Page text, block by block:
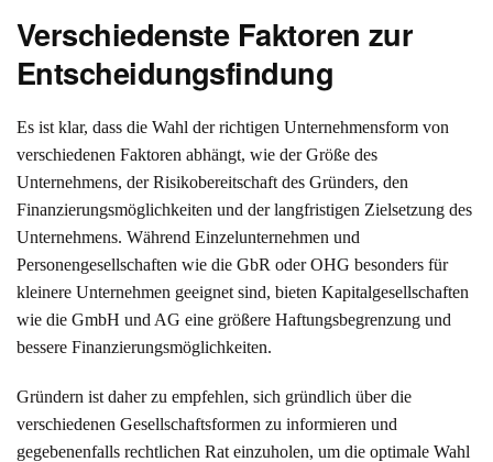
Verschiedenste Faktoren zur
Entscheidungsfindung
Es ist klar, dass die Wahl der richtigen Unternehmensform von
verschiedenen Faktoren abhängt, wie der Größe des
Unternehmens, der Risikobereitschaft des Gründers, den
Finanzierungsmöglichkeiten und der langfristigen Zielsetzung des
Unternehmens. Während Einzelunternehmen und
Personengesellschaften wie die GbR oder OHG besonders für
kleinere Unternehmen geeignet sind, bieten Kapitalgesellschaften
wie die GmbH und AG eine größere Haftungsbegrenzung und
bessere Finanzierungsmöglichkeiten.
Gründern ist daher zu empfehlen, sich gründlich über die
verschiedenen Gesellschaftsformen zu informieren und
gegebenenfalls rechtlichen Rat einzuholen, um die optimale Wahl